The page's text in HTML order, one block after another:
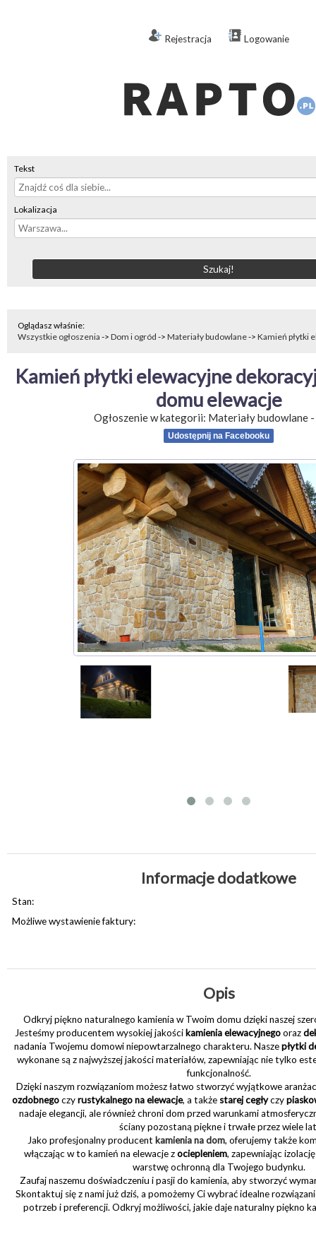
Rejestracja Logowanie
Tekst
Lokalizacja
Oglądasz właśnie:
Wszystkie ogłoszenia -> Dom i ogród -> Materiały budowlane-> Kamień płytki
Kamień płytki elewacyjne
domu elewacje
Ogłoszenie w kategorii: Materiały budowlane-
Udostępnij na Facebooku
Informacje dodatkowe
Stan:
Możliwe wystawienie faktury:
Opis
Odkryj piękno naturalnego kamienia w Twoim domu dzięki naszej
Jesteśmy producentem wysokiej jakościkamienia elewacyjnegooraz
nadania Twojemu domowi niepowtarzalnego charakteru. Naszepłytki
wykonane są z najwyższej jakości materiałów, zapewniając nie tylko
funkcjonalność.
Dzięki naszym rozwiązaniom możesz łatwo stworzyć wyjątkowe
ozdobnegoczyrustykalnego na elewacje, a także starej cegłyczy
nadaje elegancji, ale również chroni dom przed warunkami
ściany pozostaną piękne i trwałe przez wiele
Jako profesjonalny producent kamienia na dom, oferujemy także
włączając w to kamień na elewacje zociepleniem, zapewniając
warstwę ochronną dla Twojego budynku.
Zaufaj naszemu doświadczeniu i pasji do kamienia, aby stworzyć
Skontaktuj się z nami już dziś, a pomożemy Ci wybrać idealne
potrzeb i preferencji. Odkryj możliwości, jakie daje naturalny piękno